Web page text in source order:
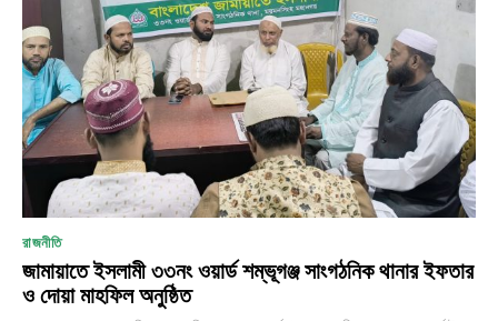
রাজনীতি
জামায়াতে ইসলামী ৩৩নং ওয়ার্ড শম্ভূগঞ্জ সাংগঠনিক থানার ইফতার
ও দোয়া মাহফিল অনুষ্ঠিত